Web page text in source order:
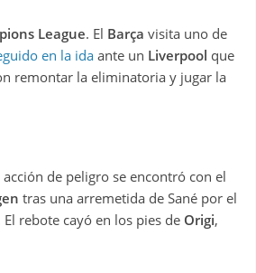
League. El Barça visita uno de
en la idaante un Liverpool que
remontar la eliminatoria y jugar la
de peligro se encontró con el
tras una arremetida de Sané por el
rebote cayó en los pies de Origi,